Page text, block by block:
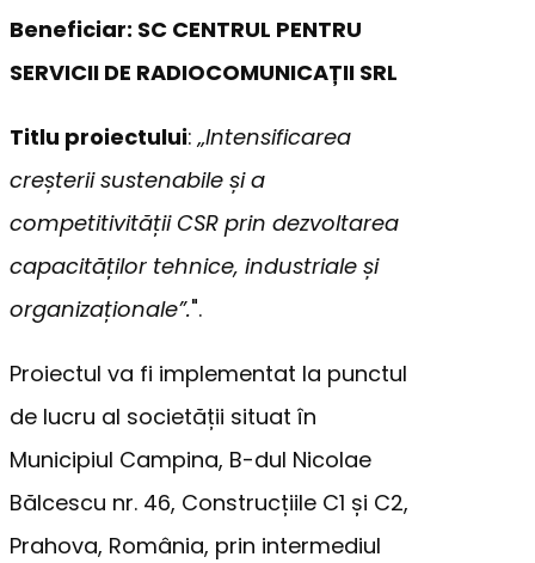
Beneficiar: SC CENTRUL PENTRU
SERVICII DE RADIOCOMUNICAȚII SRL
Titlu proiectului:„Intensificarea
creșterii sustenabile și a
competitivității CSR prin dezvoltarea
capacităților tehnice, industriale și
organizaționale”.".
Proiectul va fi implementat la punctul
de lucru al societății situat în
Municipiul Campina, B-dul Nicolae
Bălcescu nr. 46, Construcțiile C1 și C2,
Prahova, România, prin intermediul